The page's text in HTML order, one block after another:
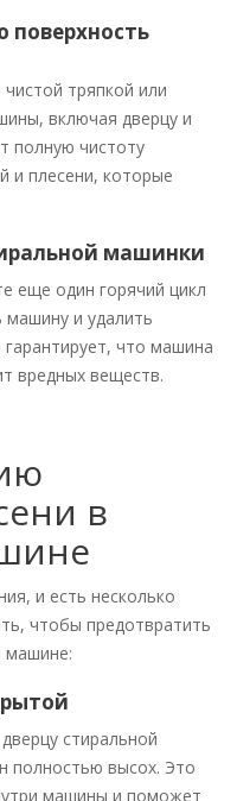
тряпкой или
включая дверцу и
полную чистоту
и плесени, которые
машинки
еще один горячий цикл
и удалить
что машина
вредных веществ.
в
и есть несколько
чтобы предотвратить
машине:
стиральной
полностью высох. Это
машины и поможет